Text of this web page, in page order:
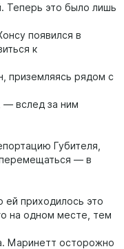
Теперь это было лишь
появился в
к
рядом с
вслед за ним
Губителя,
— в
приходилось это
на одном месте, тем
Маринетт осторожно